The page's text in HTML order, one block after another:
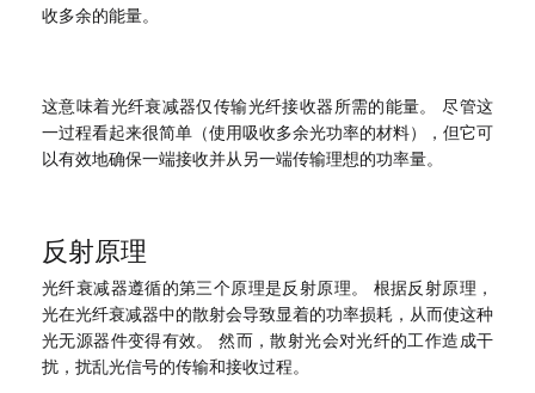
收多余的能量。
这意味着光纤衰减器仅传输光纤接收器所需的能量。 尽管这
一过程看起来很简单（使用吸收多余光功率的材料），但它可
以有效地确保一端接收并从另一端传输理想的功率量。
反射原理
光纤衰减器遵循的第三个原理是反射原理。 根据反射原理，
光在光纤衰减器中的散射会导致显着的功率损耗，从而使这种
光无源器件变得有效。 然而，散射光会对光纤的工作造成干
扰，扰乱光信号的传输和接收过程。